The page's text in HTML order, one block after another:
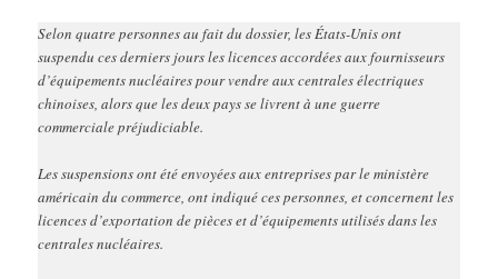
Selon quatre personnes au fait du dossier, les États-Unis ont
suspendu ces derniers jours les licences accordées aux fournisseurs
d’équipements nucléaires pour vendre aux centrales électriques
chinoises, alors que les deux pays se livrent à une guerre
commerciale préjudiciable.
Les suspensions ont été envoyées aux entreprises par le ministère
américain du commerce, ont indiqué ces personnes, et concernent les
licences d’exportation de pièces et d’équipements utilisés dans les
centrales nucléaires.